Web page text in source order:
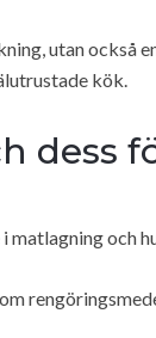
utan också
kök.
dess
matlagning och